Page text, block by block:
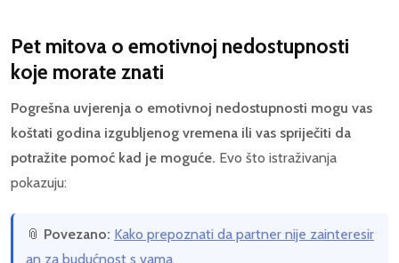
Pet mitova o emotivnoj nedostupnosti
koje morate znati
Pogrešna uvjerenja o emotivnoj nedostupnosti mogu vas
koštati godina izgubljenog vremena ili vas spriječiti da
potražite pomoć kad je moguće. Evo što istraživanja
pokazuju:
📎 Povezano: Kako prepoznati da partner nije zainteresir
an za budućnost s vama